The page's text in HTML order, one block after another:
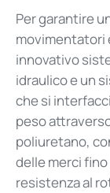
Per garantire
movimentatori
innovativo
idraulico e un
che si
peso
poliuretano,
delle merci
resistenza al